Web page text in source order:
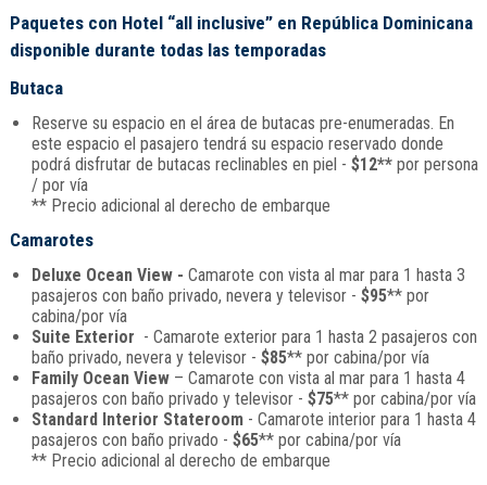
Paquetes con Hotel “all inclusive” en República Dominicana
disponible durante todas las temporadas
Butaca
Reserve su espacio en el área de butacas pre-enumeradas. En
este espacio el pasajero tendrá su espacio reservado donde
podrá disfrutar de butacas reclinables en piel - $12**por persona
/ por vía
** Precio adicional al derecho de embarque
Camarotes
Deluxe Ocean View - Camarote con vista al mar para 1 hasta 3
pasajeros con baño privado, nevera y televisor - $95** por
cabina/por vía
Suite Exterior - Camarote exterior para 1 hasta 2 pasajeros con
baño privado, nevera y televisor - $85** por cabina/por vía
Family Ocean View– Camarote con vista al mar para 1 hasta 4
pasajeros con baño privado y televisor - $75** por cabina/por vía
Standard Interior Stateroom- Camarote interior para 1 hasta 4
pasajeros con baño privado - $65** por cabina/por vía
** Precio adicional al derecho de embarque